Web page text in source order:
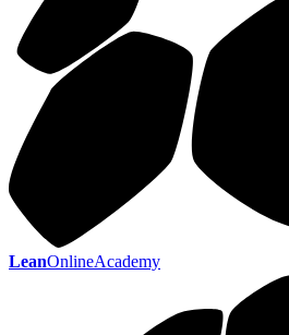
LeanOnlineAcademy